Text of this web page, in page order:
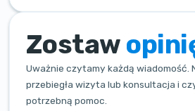
Zostaw
Uważnie czytamy każdą wiadomość.
przebiegła wizyta lub konsultacja i
potrzebną pomoc.